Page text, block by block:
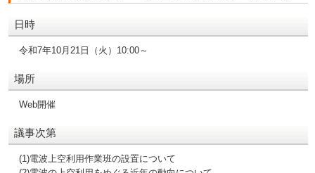
日時
令和7年10月21日（火）10:00～
場所
Web開催
議事次第
(1)電波上空利用作業班の設置について